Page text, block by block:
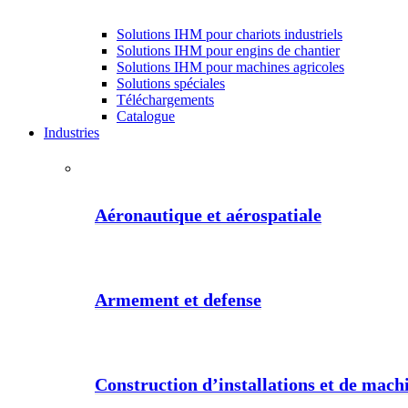
Solutions IHM pour chariots industriels
Solutions IHM pour engins de chantier
Solutions IHM pour machines agricoles
Solutions spéciales
Téléchargements
Catalogue
Industries
Aéronautique et aérospatiale
Armement et defense
Construction d’installations et de